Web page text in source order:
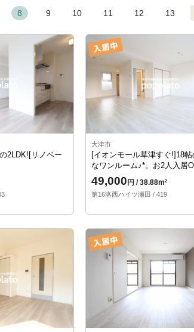
8 9 10 11 12 13
2LDK![リノベー
大津市
[イオンモール草津すぐ!]18帖
なワンルーム♪*。お2人入居
49,000 円 / 38.88m²
第16洛西ハイツ瀬田 / 419